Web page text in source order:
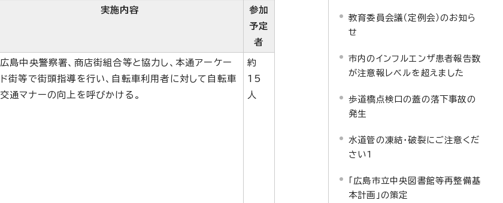
実施内容
参加
予定
者
広島中央警察署、商店街組合等と協力し、本通アーケー
ド街等で街頭指導を行い、自転車利用者に対して自転車
交通マナーの向上を呼びかける。
約
15
人
教育委員会議（定例会）のお知ら
せ
市内のインフルエンザ患者報告数
が注意報レベルを超えました
歩道橋点検口の蓋の落下事故の
発生
水道管の凍結・破裂にご注意くだ
さい1
「広島市立中央図書館等再整備基
本計画」の策定